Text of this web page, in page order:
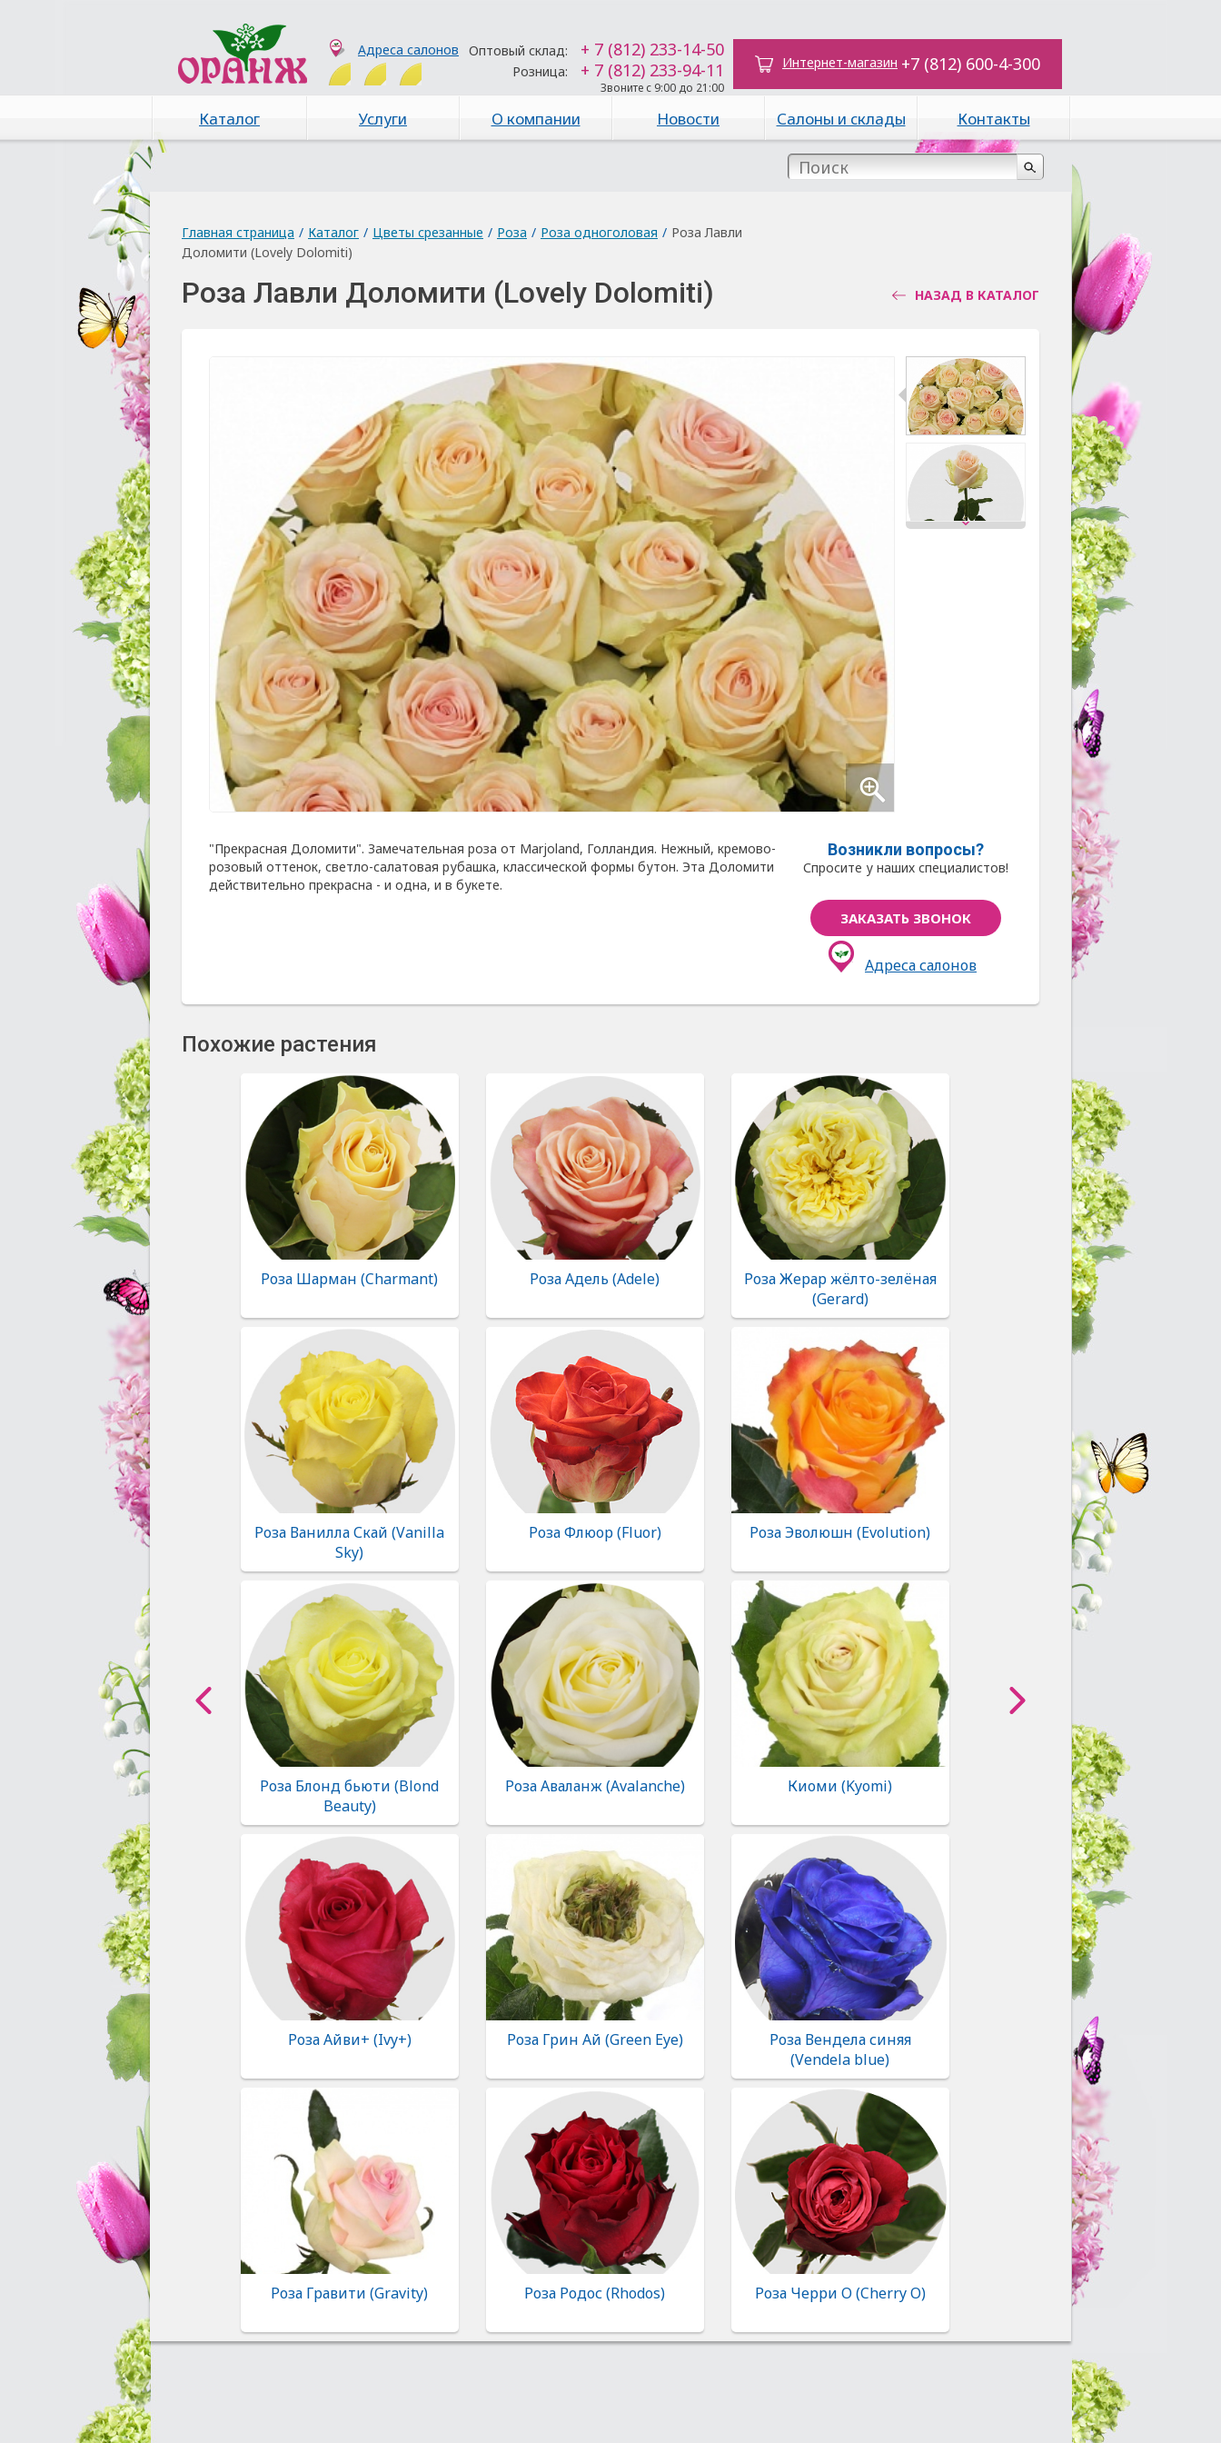
Адреса салонов Оптовый склад: + 7 (812) 233-14-50
Розница: + 7 (812) 233-94-11
Звоните с 9:00 до 21:00
Интернет-магазин +7 (812) 600-4-300
Каталог Услуги О компании Новости Салоны и склады Контакты
Главная страница / Каталог / Цветы срезанные / Роза / Роза одноголовая / Роза Лавли
Доломити (Lovely Dolomiti)
Роза Лавли Доломити (Lovely Dolomiti) НАЗАД В КАТАЛОГ
"Прекрасная Доломити". Замечательная роза от Marjoland, Голландия. Нежный, кремово-
розовый оттенок, светло-салатовая рубашка, классической формы бутон. Эта Доломити
действительно прекрасна - и одна, и в букете.
Возникли вопросы?
Спросите у наших специалистов!
ЗАКАЗАТЬ ЗВОНОК
Адреса салонов
Похожие растения
Роза Шарман (Charmant) Роза Адель (Adele)
Роза Жерар жёлто-зелёная
(Gerard)
Роза Ванилла Скай (Vanilla
Sky)
Роза Флюор (Fluor) Роза Эволюшн (Evolution)
Роза Блонд бьюти (Blond
Beauty)
Роза Аваланж (Avalanche) Киоми (Kyomi)
Роза Айви+ (Ivy+) Роза Грин Ай (Green Eye)
Роза Вендела синяя
(Vendela blue)
Роза Гравити (Gravity) Роза Родос (Rhodos) Роза Черри О (Cherry O)